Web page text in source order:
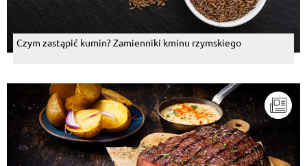
Czym zastąpić kumin? Zamienniki kminu rzymskiego